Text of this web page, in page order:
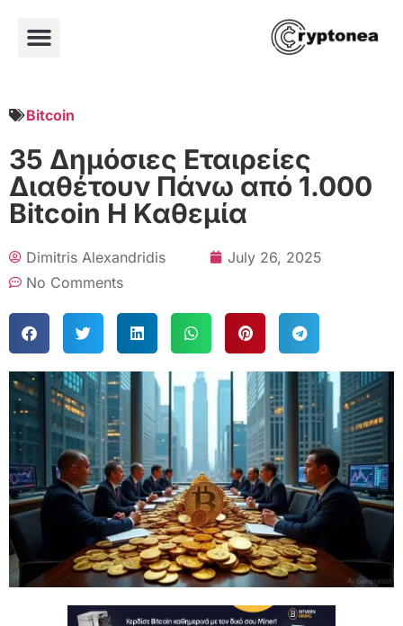
Bitcoin
35 Δημόσιες Εταιρείες
Διαθέτουν Πάνω από 1.000
Bitcoin Η Καθεμία
Dimitris Alexandridis
July 26, 2025
No Comments